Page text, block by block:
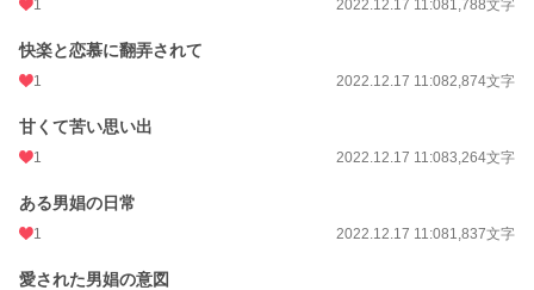
1 2022.12.17 11:081,788文字
快楽と恋慕に翻弄されて
1 2022.12.17 11:082,874文字
甘くて苦い思い出
1 2022.12.17 11:083,264文字
ある男娼の日常
1 2022.12.17 11:081,837文字
愛された男娼の意図